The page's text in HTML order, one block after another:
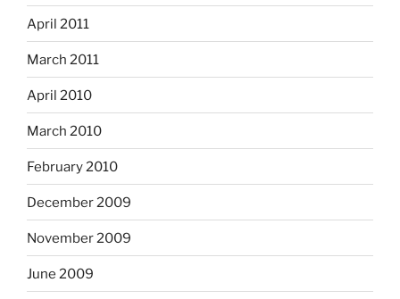
April 2011
March 2011
April 2010
March 2010
February 2010
December 2009
November 2009
June 2009